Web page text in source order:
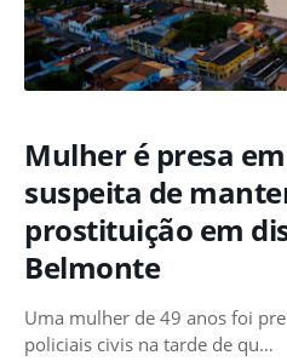
Mulher é presa
suspeita de
prostituição em
Belmonte
Uma mulher de 49 anos foi
policiais civis na tarde de qu…